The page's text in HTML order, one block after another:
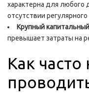
характерна для любого
отсутствии
Крупный
превышает затраты на
Как